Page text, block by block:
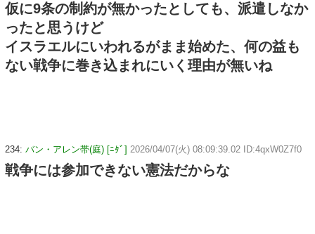
仮に9条の制約が無かったとしても、派遣しなか
ったと思うけど
イスラエルにいわれるがまま始めた、何の益も
ない戦争に巻き込まれにいく理由が無いね
234: バン・アレン帯(庭) [ﾆﾀﾞ] 2026/04/07(火) 08:09:39.02 ID:4qxW0Z7f0
戦争には参加できない憲法だからな